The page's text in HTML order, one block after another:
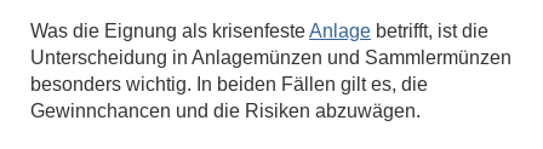
Was die Eignung als krisenfesteAnlage betrifft, ist die
Unterscheidung in Anlagemünzen und Sammlermünzen
besonders wichtig. In beiden Fällen gilt es, die
Gewinnchancen und die Risiken abzuwägen.